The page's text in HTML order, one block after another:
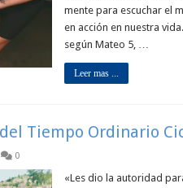
mente para escuchar el
en acción en nuestra
según Mateo 5, …
Leer mas ...
Tiempo Ordinario
0
«Les dio la autoridad